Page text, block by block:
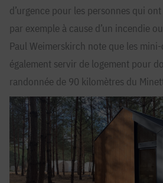
d’urgence pour les personnes qui
par exemple à cause d’un incendie
Paul Weimerskirch note que les
également servir de logement pour
randonnée de 90 kilomètres du